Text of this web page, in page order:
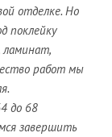
отделке. Но
поклейку
ламинат,
работ мы
до 68
завершить